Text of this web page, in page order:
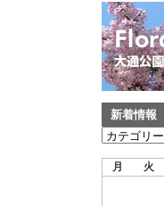
新着情報
新
月 火